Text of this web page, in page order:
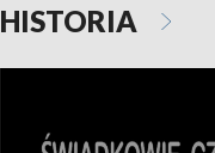
HISTORIA